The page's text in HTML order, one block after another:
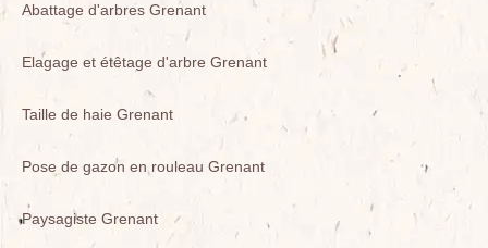
Abattage d'arbres Grenant
Elagage et étêtage d'arbre Grenant
Taille de haie Grenant
Pose de gazon en rouleau Grenant
Paysagiste Grenant